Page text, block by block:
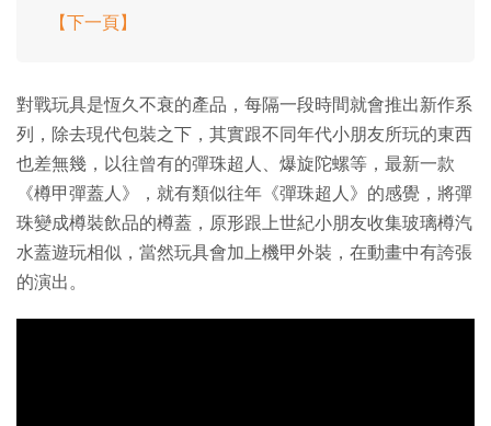
【下一頁】
對戰玩具是恆久不衰的產品，每隔一段時間就會推出新作系
列，除去現代包裝之下，其實跟不同年代小朋友所玩的東西
也差無幾，以往曾有的彈珠超人、爆旋陀螺等，最新一款
《樽甲彈蓋人》，就有類似往年《彈珠超人》的感覺，將彈
珠變成樽裝飲品的樽蓋，原形跟上世紀小朋友收集玻璃樽汽
水蓋遊玩相似，當然玩具會加上機甲外裝，在動畫中有誇張
的演出。